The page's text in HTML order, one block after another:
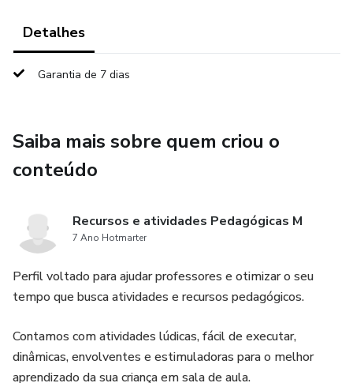
Detalhes
Garantia de 7 dias
Saiba mais sobre quem criou o
conteúdo
Recursos e atividades Pedagógicas M
7 Ano Hotmarter
Perfil voltado para ajudar professores e otimizar o seu
tempo que busca atividades e recursos pedagógicos.
Contamos com atividades lúdicas, fácil de executar,
dinâmicas, envolventes e estimuladoras para o melhor
aprendizado da sua criança em sala de aula.